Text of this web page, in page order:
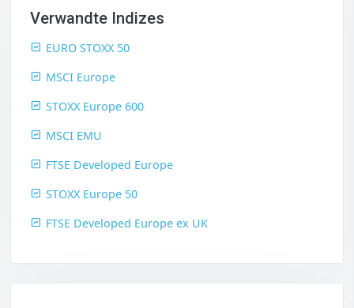
Verwandte Indizes
EURO STOXX 50
MSCI Europe
STOXX Europe 600
MSCI EMU
FTSE Developed Europe
STOXX Europe 50
FTSE Developed Europe ex UK